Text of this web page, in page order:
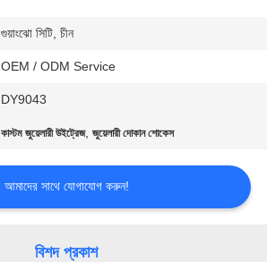
গুয়াংঝো সিটি, চীন
OEM / ODM Service
DY9043
কাস্টম জুয়েলারী উইট্রেজ,জুয়েলারী দোকান শোকেস
আমাদের সাথে যোগাযোগ করুন!
বিশদ প্রকাশ